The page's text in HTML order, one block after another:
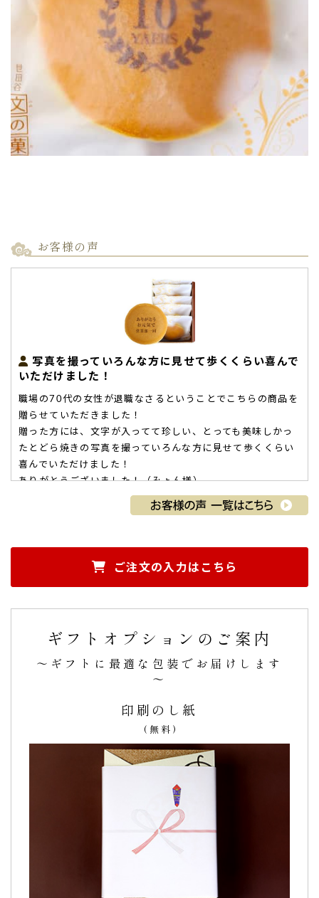
お客様の声
写真を撮っていろんな方に見せて歩くくらい喜んで
いただけました！
職場の70代の女性が退職なさるということでこちらの商品を
贈らせていただきました！
贈った方には、文字が入ってて珍しい、とっても美味しかっ
たとどら焼きの写真を撮っていろんな方に見せて歩くくらい
喜んでいただけました！
ありがとうございました！（みょん様）
ありがとう お元気での名入れどら焼き
「もじどら」（5個入り）
味も抜群に美味しいですが、特別感がある様で大
変喜ばれております。
品物の方は、
先輩、友人などゴルフや飲食などの際に毎度手
味も抜群に美味しいですが、特別感がある様で大
今後も定期的に使わさせて頂きますので宜しくお願い
致します。（おけちゃん様）
御礼の文字入りどら焼き「もじどら」
ご注文の入力はこちら
ギフトオプションのご案内
～ギフトに最適な包装でお届けします
～
印刷のし紙
(無料)